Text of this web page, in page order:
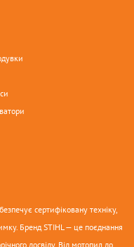
сертифіковану техніку,
Бренд STIHL — це поєднання
досвіду. Від мотопил до